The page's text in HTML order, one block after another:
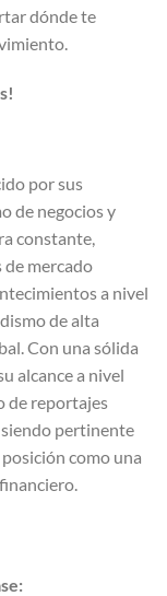
dónde te
por sus
de negocios y
constante,
de mercado
a nivel
de alta
Con una sólida
alcance a nivel
de reportajes
siendo pertinente
como una